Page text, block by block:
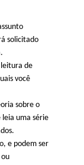
solicitado
leitura de
você
sobre o
leia uma série
e podem ser